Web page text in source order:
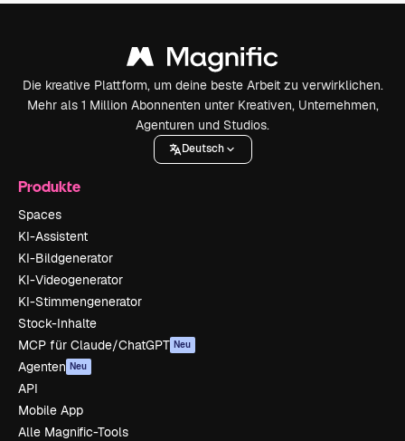
Die kreative Plattform, um deine beste Arbeit zu verwirklichen.
Mehr als 1 Million Abonnenten unter Kreativen, Unternehmen,
Agenturen und Studios.
Deutsch
Produkte
Spaces
KI-Assistent
KI-Bildgenerator
KI-Videogenerator
KI-Stimmengenerator
Stock-Inhalte
MCP für Claude/ChatGPT Neu
Agenten Neu
API
Mobile App
Alle Magnific-Tools